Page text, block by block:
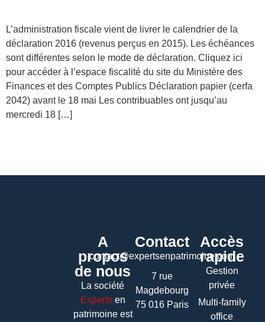
L’administration fiscale vient de livrer le calendrier de la
déclaration 2016 (revenus perçus en 2015). Les échéances
sont différentes selon le mode de déclaration. Cliquez ici
pour accéder à l’espace fiscalité du site du Ministère des
Finances et des Comptes Publics Déclaration papier (cerfa
2042) avant le 18 mai Les contribuables ont jusqu’au
mercredi 18 […]
A
propos
de nous
La société
Expertsen
patrimoine est
Contact
contact@expertsenpatrimoine.com
7 rue
Magdebourg
75 016 Paris
Accès
rapide
Gestion
privée
Multi-family
office